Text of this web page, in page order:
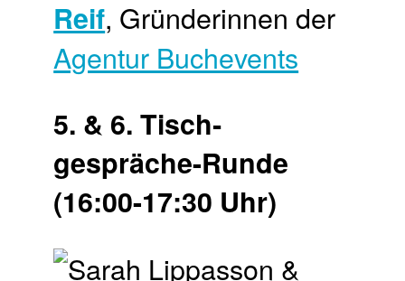
Reif, Gründerinnen der
Agentur Buchevents
5. & 6. Tisch­
gespräche-Runde
(16:00-17:30 Uhr)